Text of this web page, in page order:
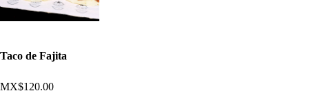
Taco de Fajita
MX$120.00